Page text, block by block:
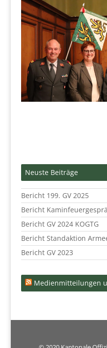
Neuste Beiträge
Bericht 199. GV 2025
Bericht
Bericht GV 2024 KOGTG
Bericht Standaktion
Bericht GV 2023
Medienmitteilungen